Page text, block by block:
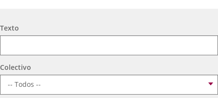
Búsqueda
Texto
Colectivo